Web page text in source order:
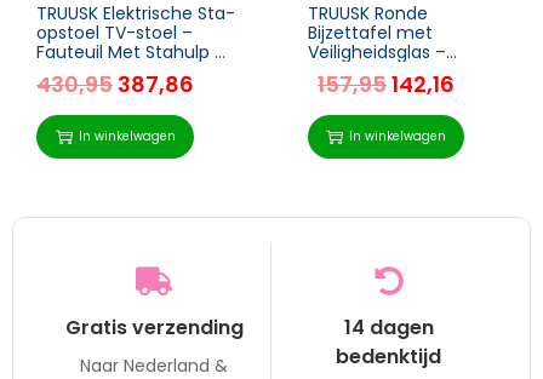
TRUUSK Elektrische Sta-
opstoel TV-stoel –
Fauteuil Met Stahulp –
Relaxstoel Met
Ligfunctie –
Imitatieleer Bruin – 80 x
94 x 104 cm
430,95 387,86
In winkelwagen
TRUUSK Ronde
Bijzettafel met
Veiligheidsglas –
Moderne Salontafel –
Geschikt voor
Woonkamer en
Slaapkamer – Metaal –
Zwart – 80 x
157,95142,16
In winkelwagen
Gratis verzending
Naar Nederland &
14 dagen
bedenktijd